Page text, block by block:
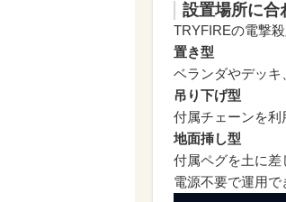
設置場所に合
TRYFIREの電撃
置き型
ベランダやデッキ
吊り下げ型
付属チェーンを利
地面挿し型
付属ペグを土に差
電源不要で運用で